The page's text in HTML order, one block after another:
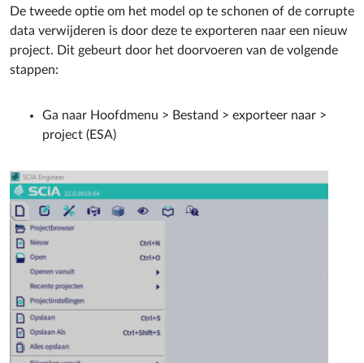
De tweede optie om het model op te schonen of de corrupte
data verwijderen is door deze te exporteren naar een nieuw
project. Dit gebeurt door het doorvoeren van de volgende
stappen:
Ga naar Hoofdmenu > Bestand > exporteer naar >
project (ESA)